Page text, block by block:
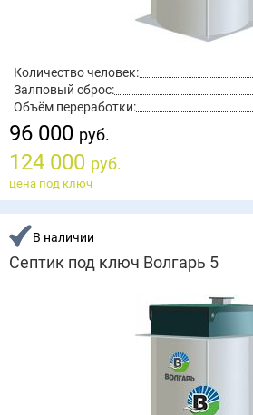
Количество человек:
Залповый сброс:
Объём переработки:
96 000 руб.
124 000 руб.
цена под ключ
В наличии
Септик под ключ Волгарь 5